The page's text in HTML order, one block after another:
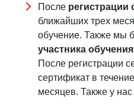
После регистрации
ближайших трех
обучение. Также мы
участника
После регистрации
сертификат в
месяцев. Также у